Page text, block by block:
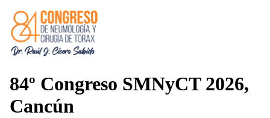
84º Congreso SMNyCT 2026,
Cancún